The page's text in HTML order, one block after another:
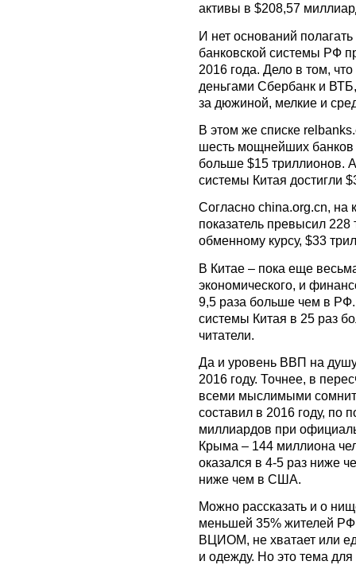
активы в $208,57
И нет оснований
банковской системы РФ
2016 года. Дело в том,
деньгами Сбербанк и
за дюжиной, мелкие и
В этом же списке
шесть мощнейших банков
больше $15 триллионов.
системы Китая достигли
Согласно china.org.cn, на
показатель превысил
обменному курсу, $33
В Китае – пока еще
экономического, и
9,5 раза больше чем в
системы Китая в 25 раз
читатели.
Да и уровень ВВП на
2016 году. Точнее, в
всеми мыслимыми
составил в 2016 году,
миллиардов при
Крыма – 144 миллиона
оказался в 4-5 раз ниже
ниже чем в США.
Можно рассказать и о
меньшей 35% жителей
ВЦИОМ, не хватает или
и одежду. Но это тема для